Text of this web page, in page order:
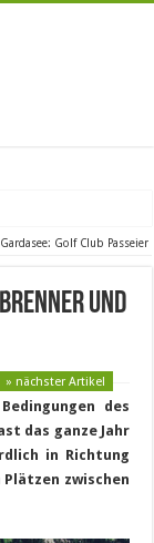
Golf Club Passeier
und
» nächster Artikel
des
das ganze Jahr
in Richtung
Plätzen zwischen